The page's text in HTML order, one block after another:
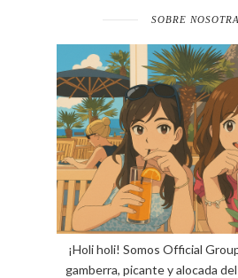
SOBRE
¡Holi holi! Somos Official
gamberra, picante y alocada